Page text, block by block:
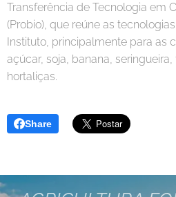
Transferência de Tecnologia em
(Probio), que reúne as
Instituto, principalmente para as
açúcar, soja, banana,
hortaliças.
Share